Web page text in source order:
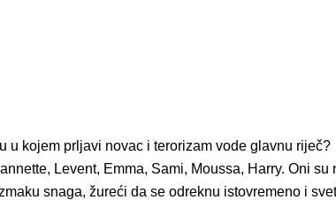
u kojem prljavi novac i terorizam vode glavnu riječ?
Levent, Emma, ​​Sami, Moussa, Harry. Oni su
snaga, žureći da se odreknu istovremeno i